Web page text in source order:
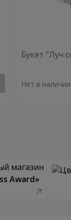
Букет "Луч
Нет в наличии
магазин
Award»